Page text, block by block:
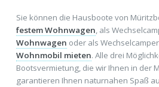
Sie können die Hausboote von
festem Wohnwagen, als
Wohnwagen oder als Wechselcamper
Wohnmobil mieten. Alle drei
Bootsvermietung, die wir Ihnen in der
garantieren Ihnen naturnahen Spaß